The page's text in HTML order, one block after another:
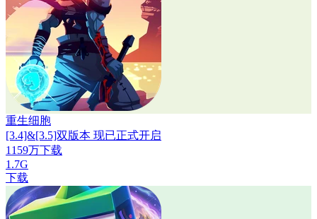
重生细胞
[3.4]&[3.5]双版本 现已正式开启
1159万下载
1.7G
下载